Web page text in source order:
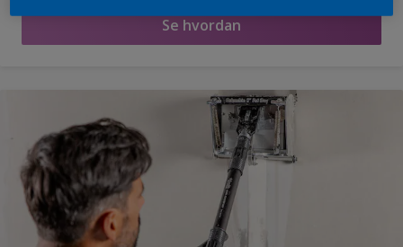
Se hvordan